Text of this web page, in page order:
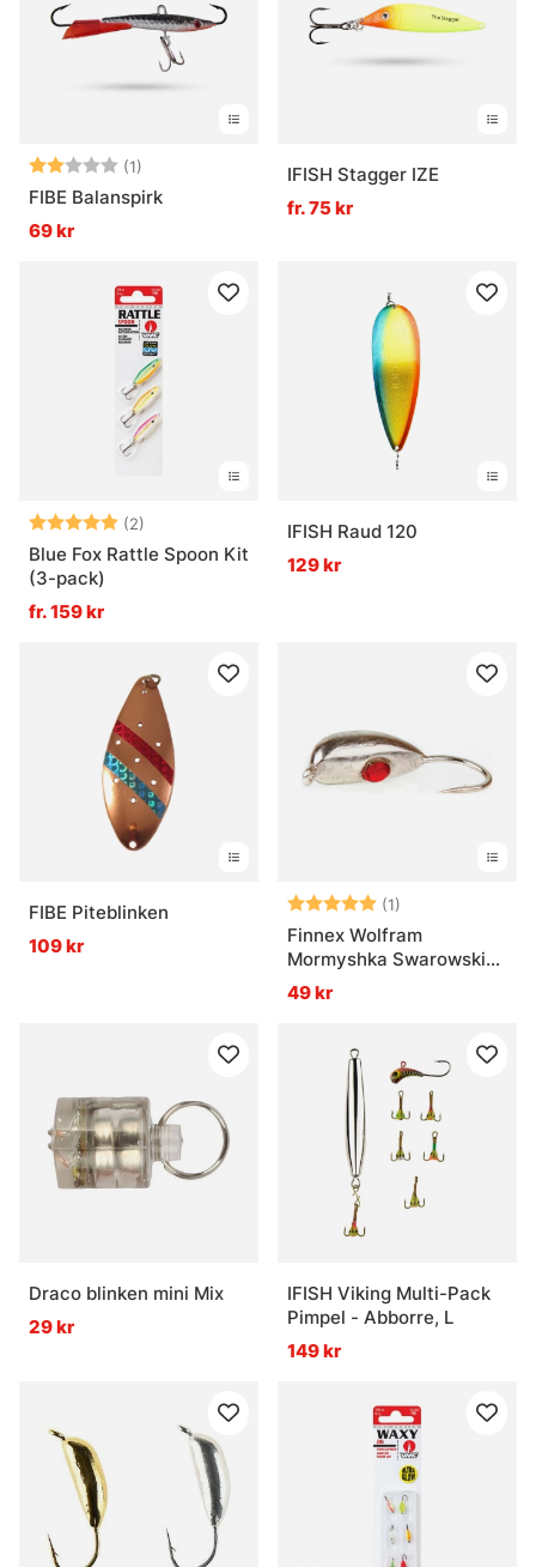
Betyg: (1)
2.0 utav 5 stjärnor
FIBE Balanspirk
69 kr
IFISH Stagger IZE
fr. 75 kr
Betyg: (2)
5.0 utav 5 stjärnor
Blue Fox Rattle Spoon Kit
(3-pack)
fr. 159 kr
IFISH Raud 120
129 kr
FIBE Piteblinken
109 kr
Betyg: (1)
Finnex Wolfram
Mormyshka Swarowski
B4
49 kr
Draco blinken mini Mix
29 kr
IFISH Viking Multi-Pack
Pimpel - Abborre, L
149 kr